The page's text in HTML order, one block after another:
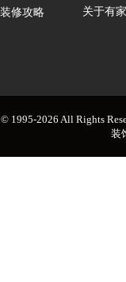
装修攻略
关于有家
© 1995-2026 All Rights
装